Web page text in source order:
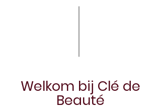
Welkom bij Clé de
Beauté